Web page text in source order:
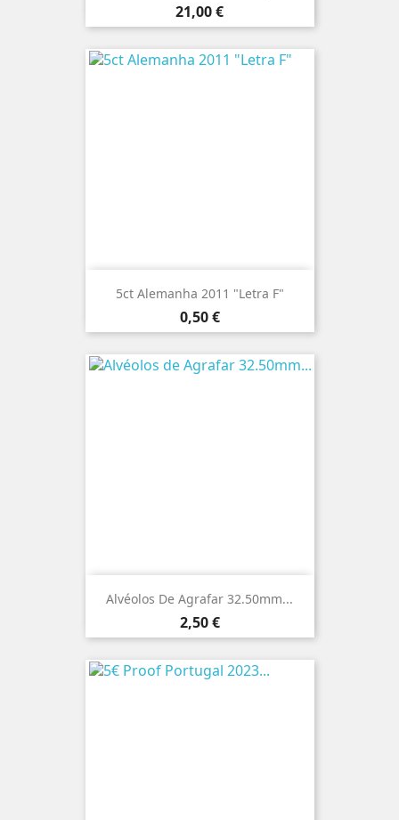
Preço
21,00 €
5ct Alemanha 2011 "Letra F"
Preço
0,50 €
Alvéolos De Agrafar 32.50mm...
Preço
2,50 €